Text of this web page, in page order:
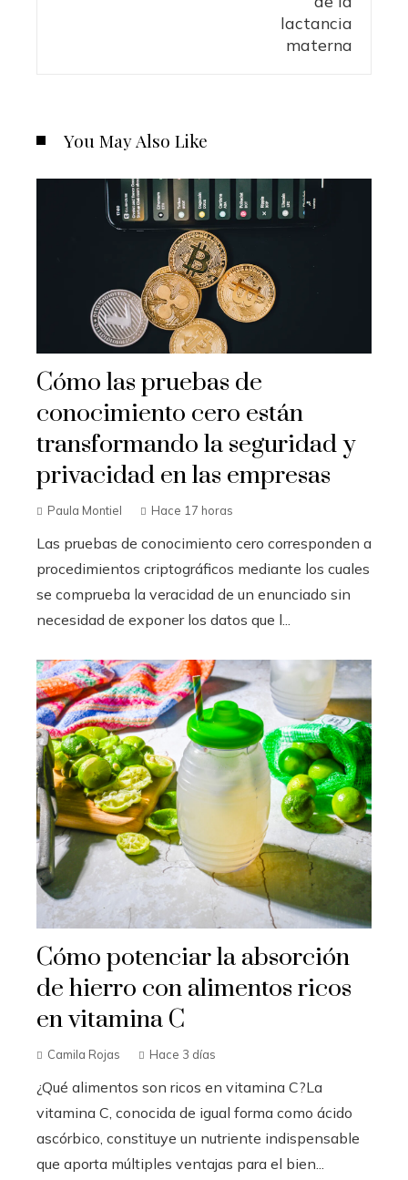
You May Also Like
Cómo las pruebas de
conocimiento cero están
transformando la seguridad y
privacidad en las empresas
Paula Montiel Hace 17 horas
Las pruebas de conocimiento cero corresponden a
procedimientos criptográficos mediante los cuales
se comprueba la veracidad de un enunciado sin
necesidad de exponer los datos que l...
Cómo potenciar la absorción
de hierro con alimentos ricos
en vitamina C
Camila Rojas Hace 3 días
¿Qué alimentos son ricos en vitamina C?La
vitamina C, conocida de igual forma como ácido
ascórbico, constituye un nutriente indispensable
que aporta múltiples ventajas para el bien...